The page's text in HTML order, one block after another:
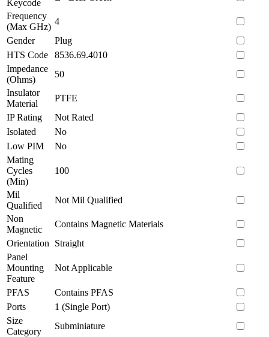
Keycode
Frequency
(Max GHz)
4
Gender
Plug
HTS Code
8536.69.4010
Impedance
(Ohms)
50
Insulator
Material
PTFE
IP Rating
Not Rated
Isolated
No
Low PIM
No
Mating
Cycles
(Min)
100
Mil
Qualified
Not Mil Qualified
Non
Magnetic
Contains Magnetic Materials
Orientation
Straight
Panel
Mounting
Feature
Not Applicable
PFAS
Contains PFAS
Ports
1 (Single Port)
Size
Category
Subminiature